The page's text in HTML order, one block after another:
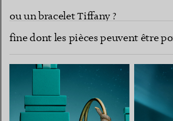
ou un bracelet Tiffany ?
Comment composer une collection
fine dont les pièces peuvent être
ensemble ?